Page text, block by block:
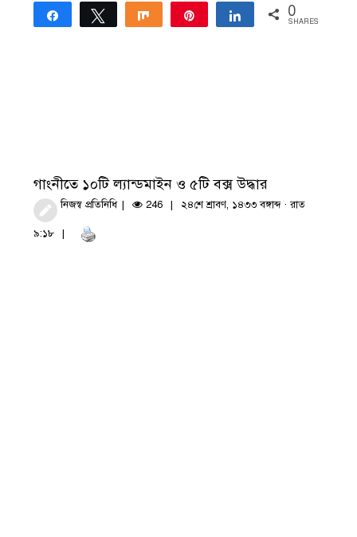
Share Tweet Share Share 0
SHARES
গাংনীতে ১০টি ল্যান্ডমাইন ও ৫টি বক্স উদ্ধার
নিজস্ব প্রতিনিধি 246 ২৪শে শ্রাবণ, ১৪৩৩ বঙ্গাব্দ · রাত
৯:১৮